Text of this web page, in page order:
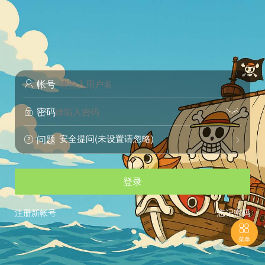
 帐号
 密码 
 问题 
安全提问(未设置请忽略)
登录
忘记密码
注册新帐号

菜单